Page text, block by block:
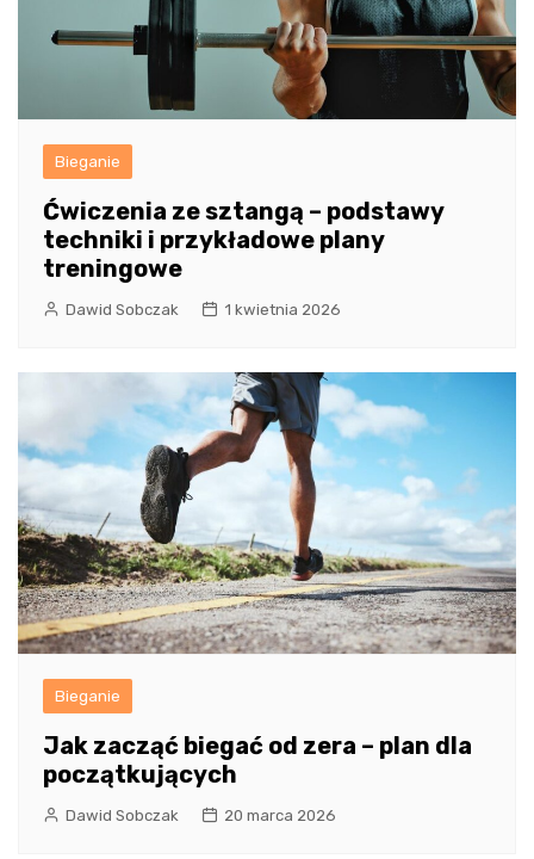
Bieganie
Ćwiczenia ze sztangą – podstawy
techniki i przykładowe plany
treningowe
Dawid Sobczak 1 kwietnia 2026
Bieganie
Jak zacząć biegać od zera – plan dla
początkujących
Dawid Sobczak 20 marca 2026